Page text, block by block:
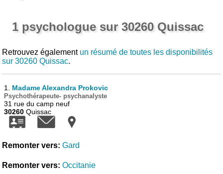
1 psychologue sur 30260 Quissac
Retrouvez également un résumé de toutes les disponibilités
sur 30260 Quissac.
1. Madame Alexandra Prokovic
Psychothérapeute- psychanalyste
31 rue du camp neuf
30260 Quissac
Remonter vers: Gard
Remonter vers: Occitanie